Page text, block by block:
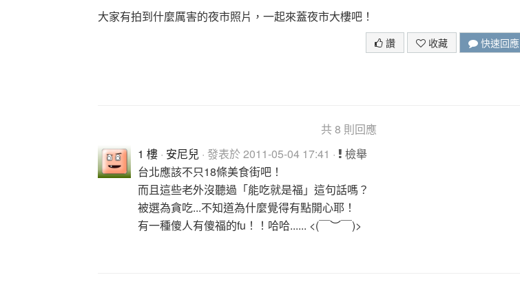
大家有拍到什麼厲害的夜市照片，一起來蓋夜市大樓吧！
讚 收藏 快速回應
共 8 則回應
1 樓 · 安尼兒 · 發表於 2011-05-04 17:41 ·
檢舉
台北應該不只18條美食街吧！
而且這些老外沒聽過「能吃就是福」這句話嗎？
被選為貪吃...不知道為什麼覺得有點開心耶！
有一種傻人有傻福的fu！！哈哈...... <(￣︶￣)>